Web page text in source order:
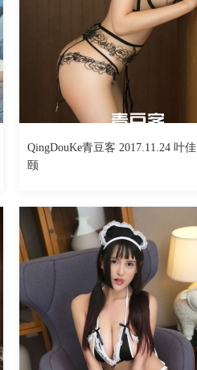
By
QingDouKe青豆客 2017.11.24 叶佳
颐